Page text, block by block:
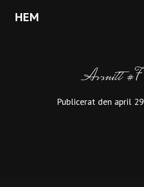
HEM
Avsnitt #7
Publicerat den april